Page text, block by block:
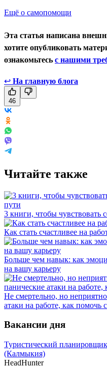
Ещё о самопомощи
Эта статья написана
хотите опубликовать
ознакомьтесь с нашими
↩ На главную блога
46
Читайте также
3 книги, чтобы чувствовать
Как стать счастливее на
Больше чем навык: как
на вашу карьеру
Не смертельно, но
атаки на работе, как помочь
Вакансии дня
Туристический планировщик
(Калмыкия)
HeadHunter